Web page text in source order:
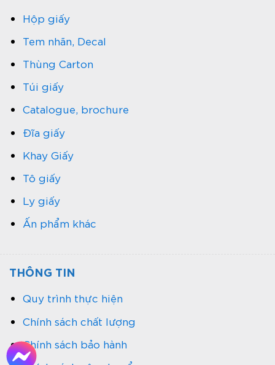
Hộp giấy
Tem nhãn, Decal
Thùng Carton
Túi giấy
Catalogue, brochure
Đĩa giấy
Khay Giấy
Tô giấy
Ly giấy
Ấn phẩm khác
THÔNG TIN
Quy trình thực hiện
Chính sách chất lượng
Chính sách bảo hành